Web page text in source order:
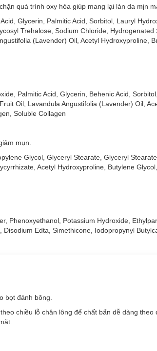
quá trình oxy hóa giúp mang lại làn da mịn
Glycerin, Palmitic Acid, Sorbitol, Lauryl
Trehalose, Sodium Chloride, Hydrogenated
(Lavender) Oil, Acetyl Hydroxyproline,
Palmitic Acid, Glycerin, Behenic Acid,
Oil, Lavandula Angustifolia (Lavender) Oil,
Soluble Collagen
mụn.
Glycol, Glyceryl Stearate, Glyceryl
Acetyl Hydroxyproline, Butylene
Phenoxyethanol, Potassium Hydroxide,
Edta, Simethicone, Iodopropynyl
bọt đánh bông.
chiều lỗ chân lông để chất bẩn dễ dàng theo